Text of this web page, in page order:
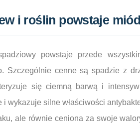
i roślin powstaje
powstaje przede
Szczególnie cenne są spadzie z
się ciemną barwą i
i wykazuje silne właściwości
ale równie ceniona za swoje